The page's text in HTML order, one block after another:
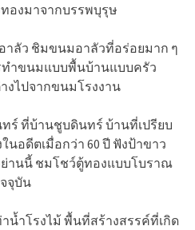
องมาจากบรรพบุรุษ
ลัว ชิมขนมอาลัวที่อร่อยมาก ๆ
ทำขนมแบบพื้นบ้านแบบครัว
งไปจากขนมโรงงาน
ร์ ที่บ้านชูบดินทร์ บ้านที่เปรียบ
นอดีตเมื่อกว่า 60 ปี ฟังป้าขาว
ย่านนี้ ชมโชว์ตู้ทองแบบโบราณ
จุบัน
น้ำโรงไม้ พื้นที่สร้างสรรค์ที่เกิด